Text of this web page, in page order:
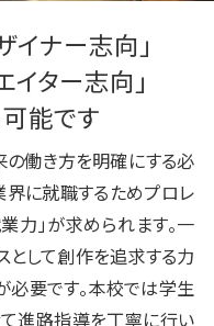
イナー志向」
イター志向」
能です
の働き方を明確にする必
界に就職するためプロレ
力」が求められます。一
として創作を追求する力
必要です。本校では学生
進路指導を丁寧に行い